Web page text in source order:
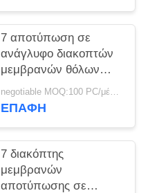
με Polydome
7 αποτύπωση σε
ανάγλυφο διακοπτών
μεμβρανών θόλων
μετάλλων τυπωμένων
υλών οθόνης μεταξιού
negotiable MOQ:100 PC/μέρος
ΕΠΑΦΉ
7 διακόπτης
μεμβρανών
αποτύπωσης σε